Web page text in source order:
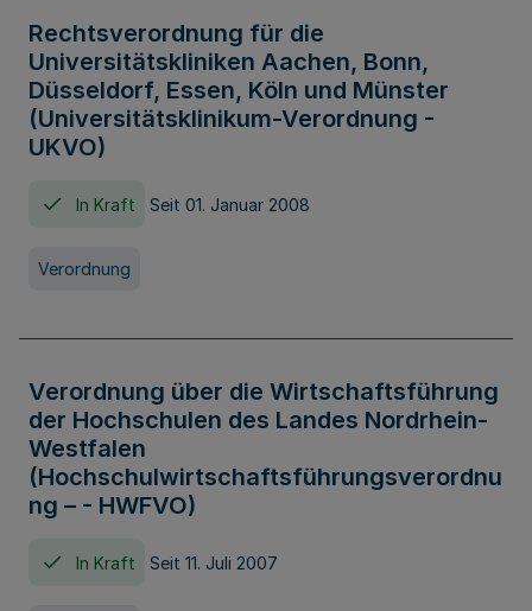
Rechtsverordnung für die
Universitätskliniken Aachen, Bonn,
Düsseldorf, Essen, Köln und Münster
(Universitätsklinikum-Verordnung -
UKVO)
In Kraft Seit 01. Januar 2008
Verordnung
Verordnung über die Wirtschaftsführung
der Hochschulen des Landes Nordrhein-
Westfalen
(Hochschulwirtschaftsführungsverordnu
ng – - HWFVO)
In Kraft Seit 11. Juli 2007